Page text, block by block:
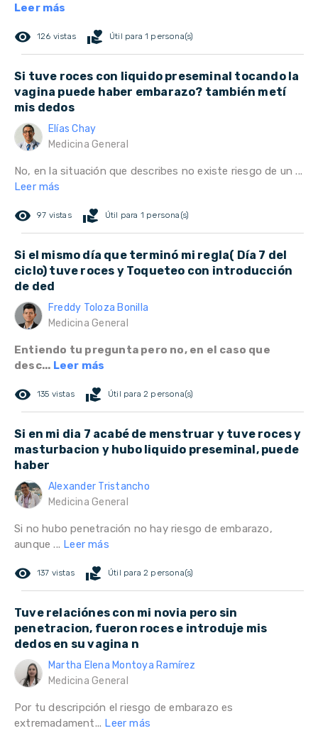
Leer más
remove_red_eye 126 vistas volunteer_activism Útil para 1 persona(s)
Si tuve roces con liquido preseminal tocando la
vagina puede haber embarazo? también metí
mis dedos
Elías Chay
Medicina General
No, en la situación que describes no existe riesgo de un ...
Leer más
remove_red_eye 97 vistas volunteer_activism Útil para 1 persona(s)
Si el mismo día que terminó mi regla( Día 7 del
ciclo) tuve roces y Toqueteo con introducción
de ded
Freddy Toloza Bonilla
Medicina General
Entiendo tu pregunta pero no, en el caso que
desc... Leer más
remove_red_eye 135 vistas volunteer_activism Útil para 2 persona(s)
Si en mi dia 7 acabé de menstruar y tuve roces y
masturbacion y hubo liquido preseminal, puede
haber
Alexander Tristancho
Medicina General
Si no hubo penetración no hay riesgo de embarazo,
aunque ... Leer más
remove_red_eye 137 vistas volunteer_activism Útil para 2 persona(s)
Tuve relaciónes con mi novia pero sin
penetracion, fueron roces e introduje mis
dedos en su vagina n
Martha Elena Montoya Ramírez
Medicina General
Por tu descripción el riesgo de embarazo es
extremadament... Leer más